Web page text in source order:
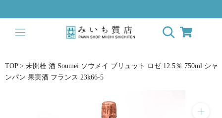
キ
て
コ
TOP > 未開栓 酒 Soumei ソウメイ ブリュット ロゼ 12.5％ 750ml シャ
ンパン 果実酒 フランス 23k66-5